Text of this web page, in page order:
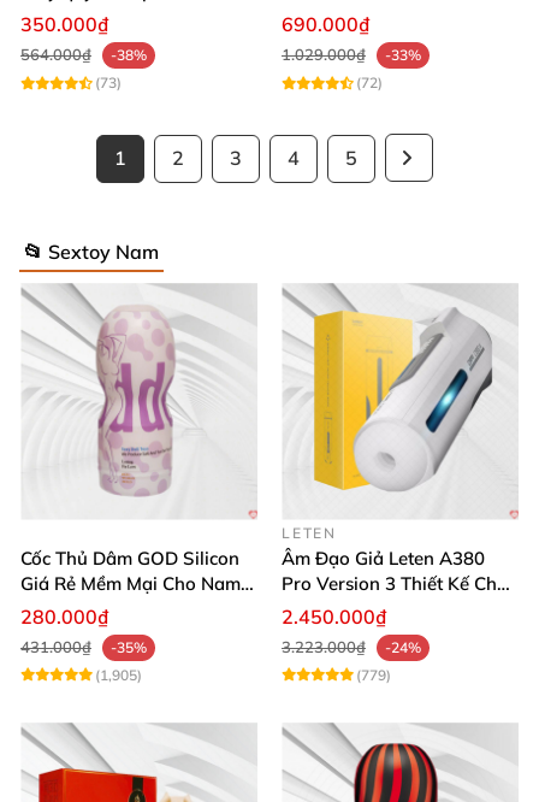
kích thích
350.000₫
564.000₫
-38%
(73)
rung đa dạng
690.000₫
1.029.000₫
-33%
(72)
1 2 3 4 5
📂 Sextoy Nam
Cốc Thủ Dâm GOD Silicon
Giá Rẻ Mềm Mại Cho Nam
Giới
280.000₫
431.000₫
-35%
(1,905)
LETEN
Âm Đạo Giả Leten A380
Pro Version 3 Thiết Kế Chân
Thực
2.450.000₫
3.223.000₫
-24%
(779)